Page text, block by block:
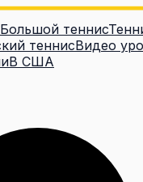
Большой теннис
теннисВидео
В США